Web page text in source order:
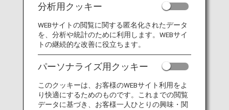
運賃について
MORE
より便利で使いやすい
空席照会・予約機能へ
分析用クッキー
WEBサイトの閲覧に関する匿名化されたデータ
を、分析や統計のために利用します。WEBサイ
トの継続的な改善に役立ちます。
パーソナライズ用クッキー
このクッキーは、お客様のWEBサイト利用をよ
り快適にするためのものです。これまでの閲覧
データに基づき、お客様一人ひとりの興味・関